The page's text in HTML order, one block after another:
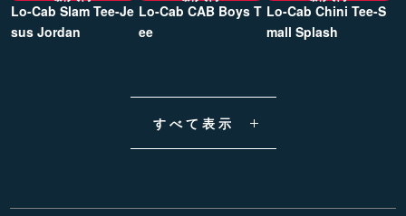
Lo-Cab Slam Tee-Je
sus Jordan
Lo-Cab CAB Boys T
ee
Lo-Cab Chini Tee-S
mall Splash
すべて表示